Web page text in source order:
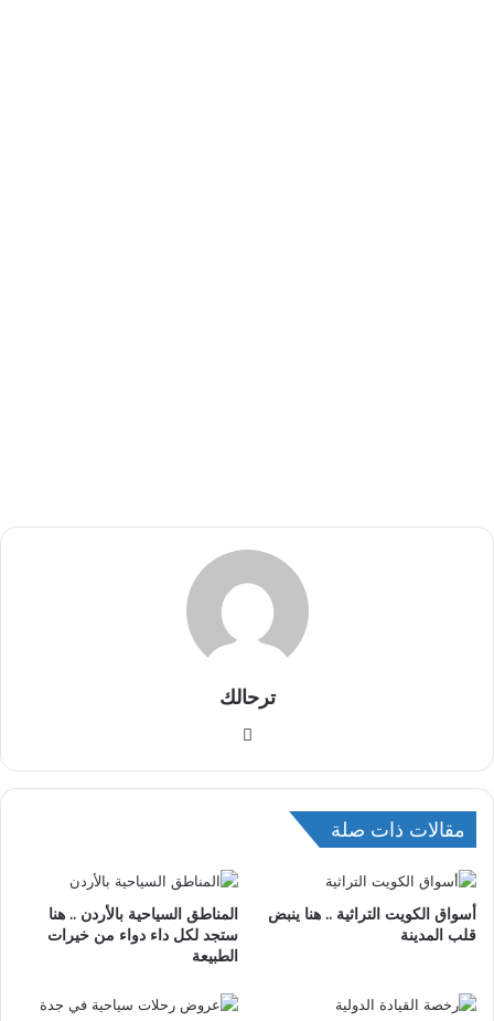
ترحالك
ق
و
ي
ب
مقالات ذات صلة
أسواق الكويت التراثية .. هنا ينبض
قلب المدينة
المناطق السياحية بالأردن .. هنا
ستجد لكل داء دواء من خيرات
الطبيعة